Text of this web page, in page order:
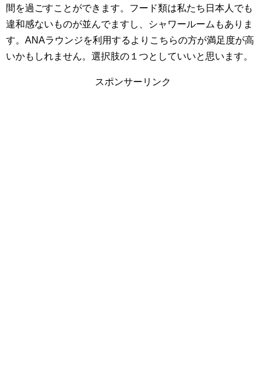
間を過ごすことができます。フード類は私たち日本人でも
違和感ないものが並んでますし、シャワールームもありま
す。ANAラウンジを利用するよりこちらの方が満足度が高
いかもしれません。選択肢の１つとしていいと思います。
スポンサーリンク